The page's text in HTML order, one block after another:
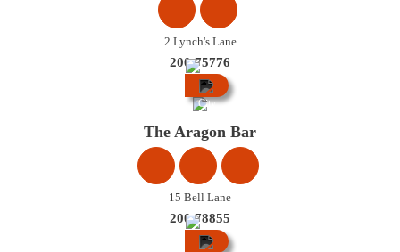
2 Lynch's Lane
200 75776
City
The Aragon Bar
15 Bell Lane
200 78855